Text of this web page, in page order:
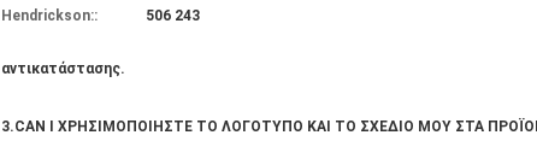
Hendrickson::
506 243
αντικατάστασης.
3.CAN Ι ΧΡΗΣΙΜΟΠΟΙΗΣΤΕ ΤΟ ΛΟΓΟΤΥΠΟ ΚΑΙ ΤΟ ΣΧΕΔΙΟ ΜΟΥ ΣΤΑ